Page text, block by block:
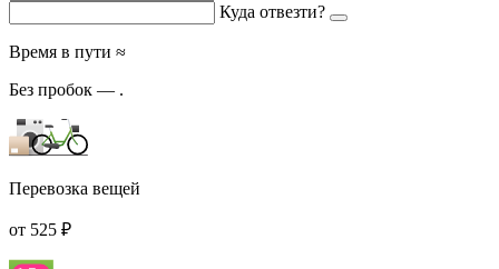
Куда отвезти?
Время в пути ≈
Без пробок — .
Перевозка вещей
от 525 ₽